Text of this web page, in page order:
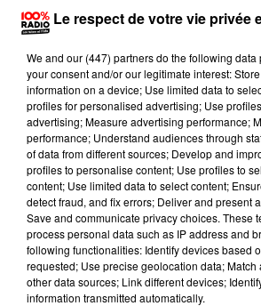
Lecture (1 min 14 sec)
100%
Le respect de votre vie privée
We and our (447) partnersdo the following data
your consent and/or our legitimate interest:
information on a device; Use limited data to
profiles for personalised advertising; Use
advertising; Measure advertising performance;
performance; Understand audiences through
of data from different sources; Develop and
profiles to personalise content; Use profiles to
content; Use limited data to select content;
detect fraud, and fix errors; Deliver and present
Save and communicate privacy choices. These
process personal data such as IP address and
following functionalities: Identify devices based
requested; Use precise geolocation data;
other data sources; Link different devices;
information transmitted automatically.